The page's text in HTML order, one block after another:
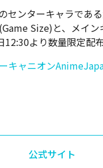
センターキャラであ
Size)と、メイ
より数量限定配布
キャニオン
公式サイト